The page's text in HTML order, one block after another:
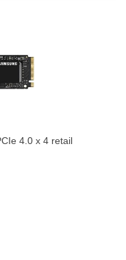
4.0 x 4 retail